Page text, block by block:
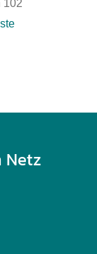
102
Netz